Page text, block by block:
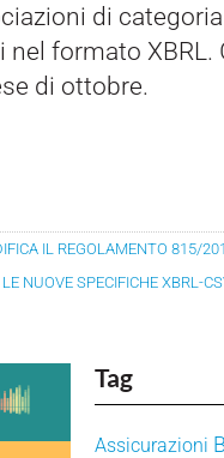
di
formato XBRL.
di ottobre.
IL REGOLAMENTO 815/
NUOVE SPECIFICHE XBRL-
Tag
Assicurazioni